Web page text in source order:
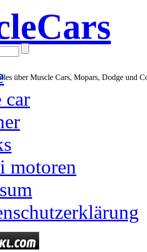
über Muscle Cars, Mopars, Dodge und
car
motoren